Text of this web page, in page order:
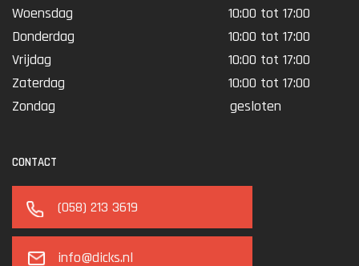
Woensdag
10:00 tot 17:00
Donderdag
10:00 tot 17:00
Vrijdag
10:00 tot 17:00
Zaterdag
10:00 tot 17:00
Zondag
gesloten
CONTACT
(058) 213 3619
info@dicks.nl